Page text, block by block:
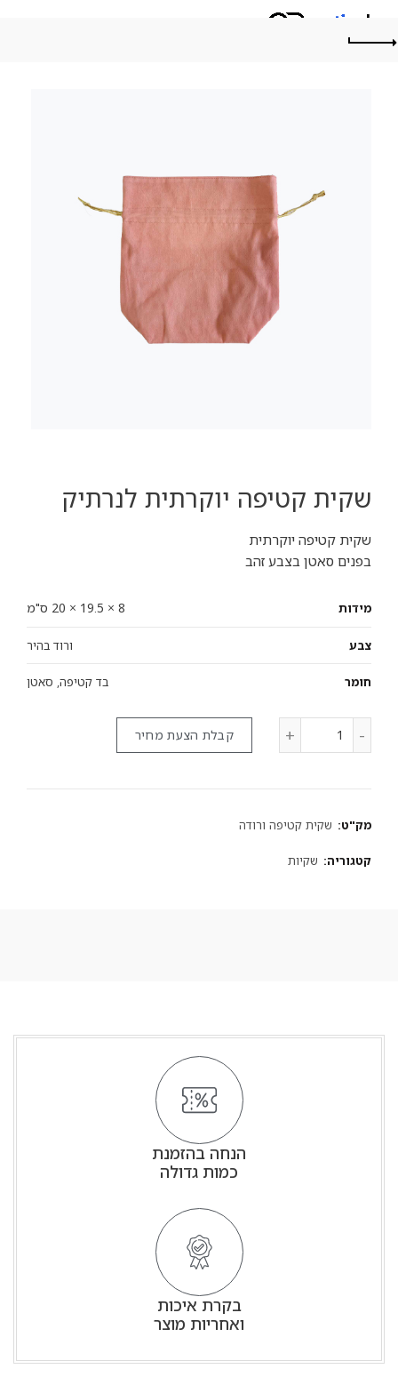
שקית קטיפה יוקרתית לנרתיק
שקית קטיפה יוקרתית
בפנים סאטן בצבע זהב
מידות 8 × 19.5 × 20 ס"מ
צבע ורוד בהיר
חומר בד קטיפה, סאטן
קבלת הצעת מחיר
מק"ט: שקית קטיפה ורודה
קטגוריה: שקיות
הנחה בהזמנת
כמות גדולה
בקרת איכות
ואחריות מוצר